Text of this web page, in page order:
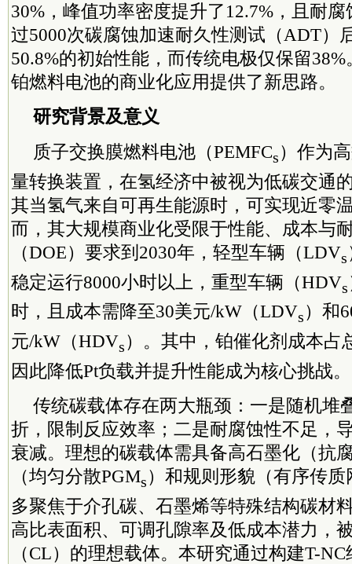
30%，峰值功率密度提升了12.7%，且耐
过5000次碳腐蚀加速耐久性测试（ADT）
50.8%的初始性能，而传统电极仅保留
铂燃料电池的商业化应用提供了新思路。
研究背景及意义
质子交换膜燃料电池（PEMFCs）作为
量转换装置，在氢经济中被视为低碳交通
其当氢气来自可再生能源时，可实现近零
而，其大规模商业化受限于性能、成本与
（DOE）要求到2030年，轻型车辆（LDVs
稳定运行8000小时以上，重型车辆（HDVs
时，且成本需降至30美元/kW（LDVs）和
元/kW（HDVs）。其中，铂催化剂成本占
因此降低Pt负载并提升性能成为核心挑战。
传统碳载体存在两大瓶颈：一是随机堆
折，限制反应效率；二是耐腐蚀性不足，
衰减。理想的碳载体需具备高石墨化（抗
（均匀分散PGMs）和规则形貌（有序传
多聚焦于介孔碳、石墨烯等特殊结构碳材
高比表面积、可调孔隙率及低成本潜力，
（CL）的理想载体。本研究通过构建T-